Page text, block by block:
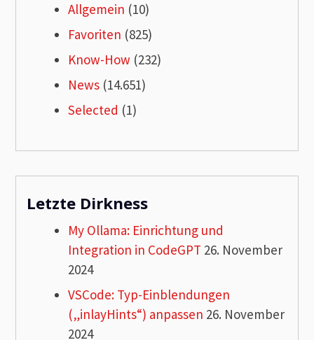
Allgemein (10)
Favoriten (825)
Know-How (232)
News (14.651)
Selected (1)
Letzte Dirkness
My Ollama: Einrichtung und
Integration in CodeGPT 26. November
2024
VSCode: Typ-Einblendungen
(„inlayHints“) anpassen 26. November
2024